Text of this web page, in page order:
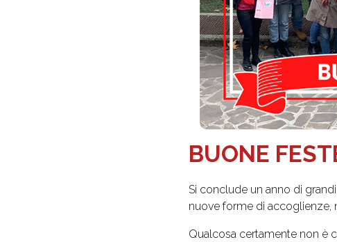
BUONE
Si conclude un anno di
nuove forme di accoglienze,
Qualcosa certamente non è